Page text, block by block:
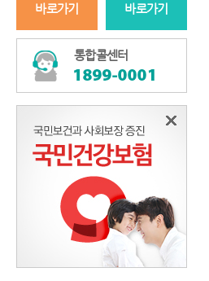
바로가기
바로가기
통합콜센터